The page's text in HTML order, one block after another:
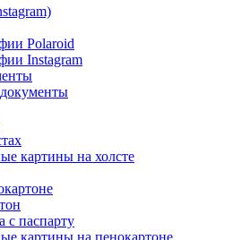
Polaroid
Instagram
картины на холсте
с паспарту
картины на пенокартоне